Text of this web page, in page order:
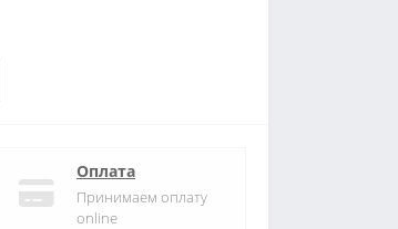
Оплата
Принимаем оплату
online